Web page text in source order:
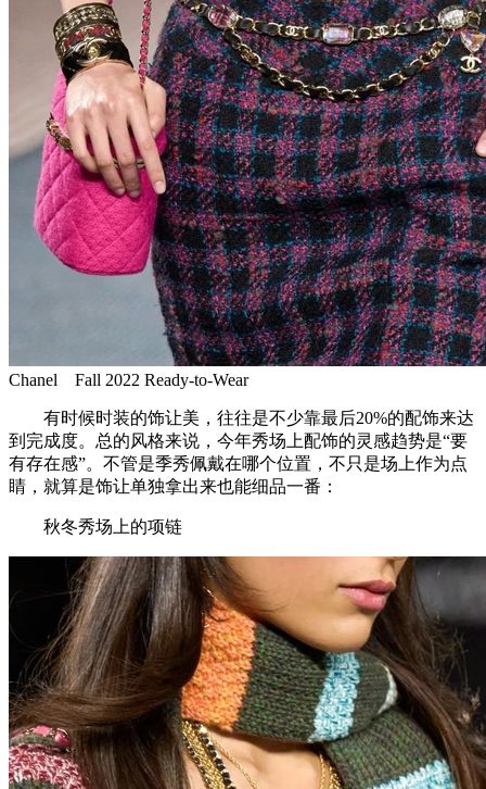
Chanel Fall 2022 Ready-to-Wear
有时候时装的饰让美，往往是不少靠最后20%的配饰来达
到完成度。总的风格来说，今年秀场上配饰的灵感趋势是“要
有存在感”。不管是季秀佩戴在哪个位置，不只是场上作为点
睛，就算是饰让单独拿出来也能细品一番：
秋冬秀场上的项链